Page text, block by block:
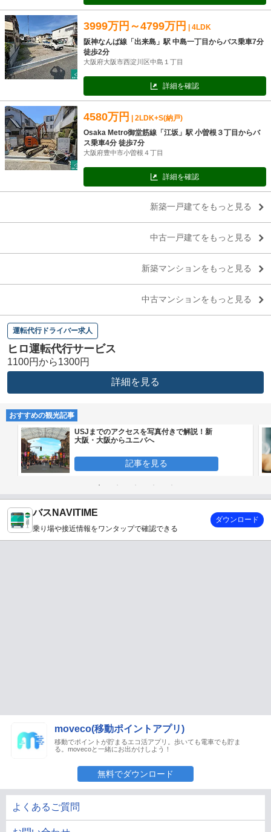
3999万円～4799万円
| 4LDK
阪神なんば線「出来島」駅 中島一丁目からバス乗車7分
徒歩2分
大阪府大阪市西淀川区中島１丁目
詳細を確認
4580万円
| 2LDK+S(納戸)
Osaka Metro御堂筋線「江坂」駅 小曽根３丁目からバ
ス乗車4分 徒歩7分
大阪府豊中市小曽根４丁目
詳細を確認
新築一戸建てをもっと見る
中古一戸建てをもっと見る
新築マンションをもっと見る
中古マンションをもっと見る
運転代行ドライバー求人
ヒロ運転代行サービス
1100円から1300円
詳細を見る
おすすめの観光記事
USJまでのアクセスを写真付きで解説！新
大阪・大阪からユニバへ
記事を見る
バスNAVITIME
乗り場や接近情報をワンタップで確認できる
ダウンロード
moveco(移動ポイントアプリ)
移動でポイントが貯まるエコ活アプリ。歩いても電車でも貯ま
る。movecoと一緒にお出かけしよう！
無料でダウンロード
よくあるご質問